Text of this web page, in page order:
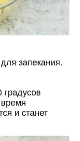
запекания.
градусов
время
и станет